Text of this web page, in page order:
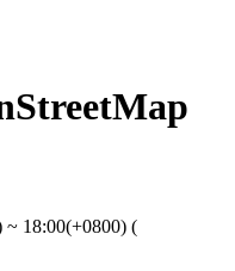
~ 18:00(+0800) (